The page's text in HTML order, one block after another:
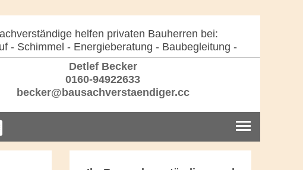
helfen privaten Bauherren bei:
- Schimmel - Energieberatung - Baubegleitung -
Detlef Becker
0160-94922633
becker@bausachverstaendiger.cc